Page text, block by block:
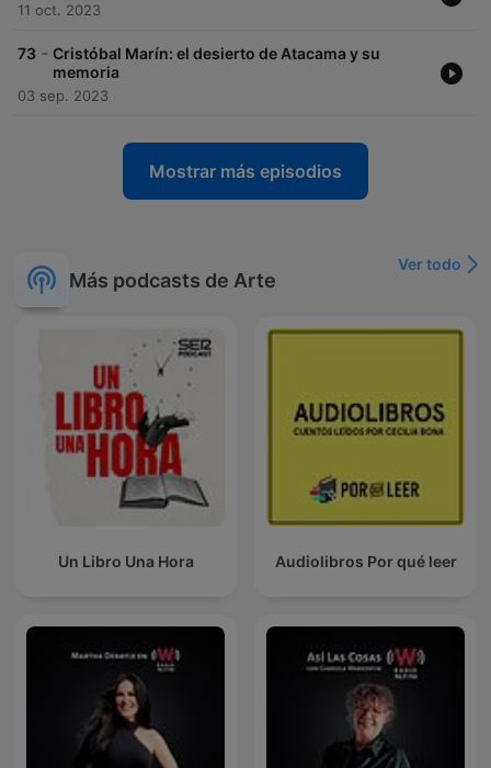
11 oct. 2023
73 - Cristóbal Marín: el desierto de Atacama y su
memoria
03 sep. 2023
Mostrar más episodios
Más podcasts de Arte
Ver todo
Un Libro Una Hora Audiolibros Por qué leer